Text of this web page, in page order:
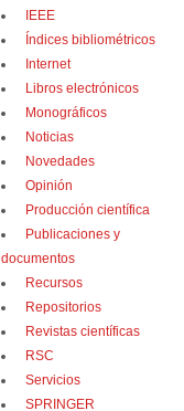
IEEE
Índices bibliométricos
Internet
Libros electrónicos
Monográficos
Noticias
Novedades
Opinión
Producción científica
Publicaciones y
documentos
Recursos
Repositorios
Revistas científicas
RSC
Servicios
SPRINGER